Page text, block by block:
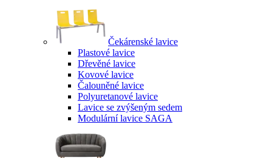
Čekárenské lavice
Plastové lavice
Dřevěné lavice
Kovové lavice
Čalouněné lavice
Polyuretanové lavice
Lavice se zvýšeným sedem
Modulární lavice SAGA